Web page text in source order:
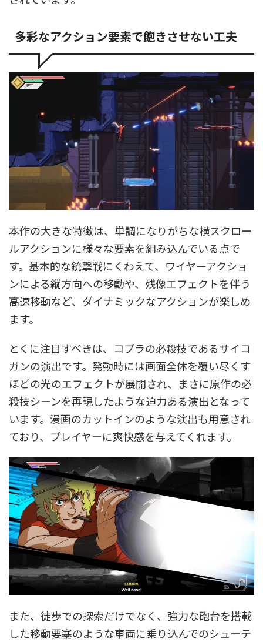
多彩なアクション要素で飽きさせない工夫
本作の大きな特徴は、単調になりがちな横スクロー
ルアクションに様々な要素を組み込んでいる点で
す。基本的な銃撃戦にくわえて、ワイヤーアクショ
ンによる縦方向への移動や、残像エフェクトを伴う
高速移動など、ダイナミックなアクションが楽しめ
ます。
とくに注目すべきは、コブラの必殺技であるサイコ
ガンの演出です。発動時には画面全体を覆い尽くす
ほどの光のエフェクトが展開され、まさに原作の必
殺技シーンを再現したような迫力ある演出となって
います。漫画のカットインのような演出も用意され
ており、プレイヤーに爽快感を与えてくれます。
また、徒歩での探索だけでなく、強力な砲台を搭載
した移動要塞のような車両に乗り込んでのシューテ